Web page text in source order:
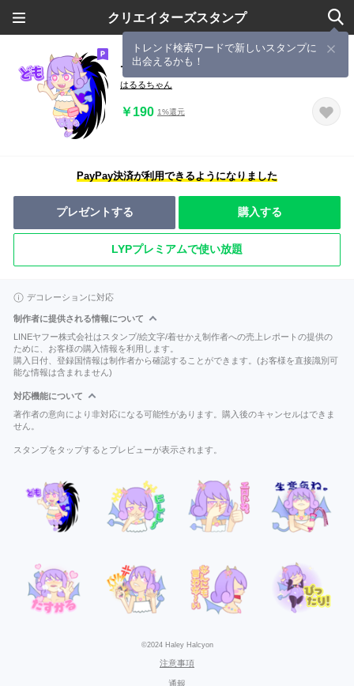
クリエイターズスタンプ
トレンド検索ワードで新しいスタンプに
出会えるかも！
デモニック♥レベリオン（日本語）
はるるちゃん
￥190 1%還元
PayPay決済が利用できるようになりました
プレゼントする 購入する
LYPプレミアムで使い放題
デコレーションに対応
制作者に提供される情報について
LINEヤフー株式会社はスタンプ/絵文字/着せかえ制作者への売上レポートの提供の
ために、お客様の購入情報を利用します。
購入日付、登録国情報は制作者から確認することができます。(お客様を直接識別可
能な情報は含まれません)
対応機能について
著作者の意向により非対応になる可能性があります。購入後のキャンセルはできま
せん。
スタンプをタップするとプレビューが表示されます。
©2024 Haley Halcyon
注意事項
通報